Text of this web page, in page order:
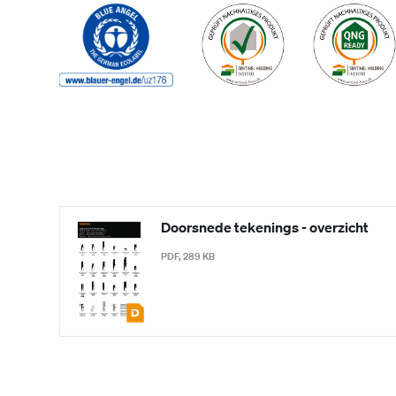
Doorsnede tekenings - overzicht
PDF, 289 KB